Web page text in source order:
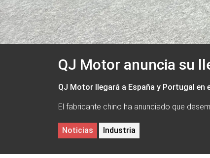
QJ Motor anuncia su
QJ Motor llegará a España y Portugal en
El fabricante chino ha anunciado que
Noticias Industria